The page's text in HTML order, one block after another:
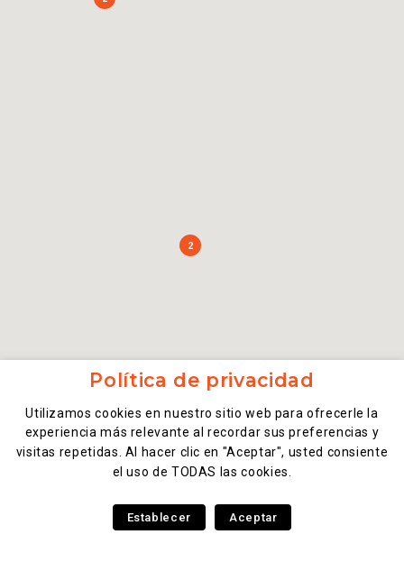
2
Política de privacidad
Utilizamos cookies en nuestro sitio web para ofrecerle la
experiencia más relevante al recordar sus preferencias y
visitas repetidas. Al hacer clic en "Aceptar", usted consiente
el uso de TODAS las cookies.
Establecer Aceptar